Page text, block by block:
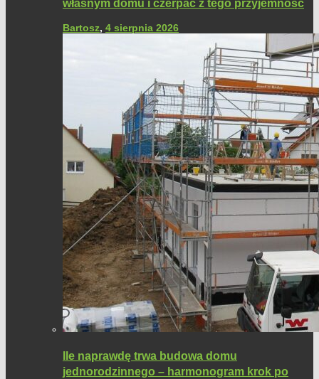
własnym domu i czerpać z tego przyjemność
Bartosz, 4 sierpnia 2026
Ile naprawdę trwa budowa domu
jednorodzinnego – harmonogram krok po